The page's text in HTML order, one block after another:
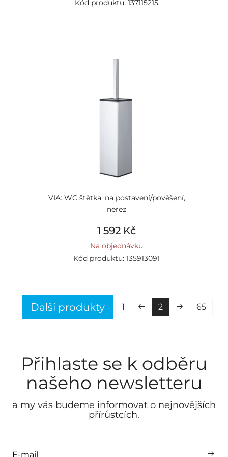
Kód produktu: 137115215
VIA: WC štětka, na postavení/pověšení,
nerez
1 592 Kč
Na objednávku
Kód produktu: 135913091
Další produkty 1 2 65
Přihlaste se k odběru
našeho newsletteru
a my vás budeme informovat o nejnovějších
přírůstcích.